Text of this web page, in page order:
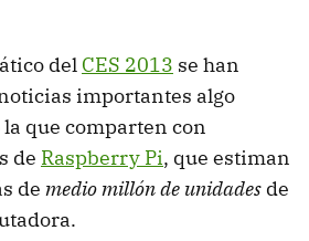
del CES 2013 se han
importantes algo
que comparten con
de Raspberry Pi, que estiman
de medio millón de unidades de